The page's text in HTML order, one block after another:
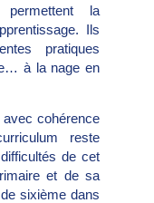
la
Ils
pratiques
à la nage en
cohérence
reste
de cet
et de sa
sixième dans